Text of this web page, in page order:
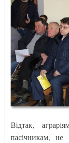
Відтак,
пасічникам,